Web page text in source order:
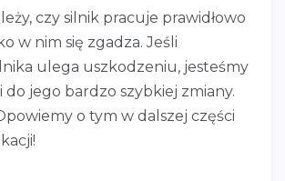
czy silnik pracuje prawidłowo
w nim się zgadza. Jeśli
ulega uszkodzeniu, jesteśmy
do jego bardzo szybkiej zmiany.
o tym w dalszej części